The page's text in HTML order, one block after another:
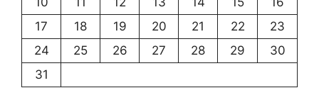
17
18 19 20 21 22
23
24
25 26 27 28 29
30
31